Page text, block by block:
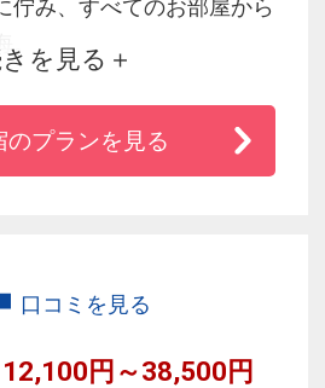
み、すべてのお部屋から
た雰囲気の本格的なリゾー
は相模湾の旬の素材を生か
を見る
のプランを見る
口コミを見る
12,100円～38,500円